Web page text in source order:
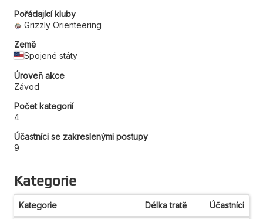
Pořádající kluby
Grizzly Orienteering
Země
Spojené státy
Úroveň akce
Závod
Počet kategorií
4
Účastníci se zakreslenými postupy
9
Kategorie
Kategorie Délka tratě Účastníci